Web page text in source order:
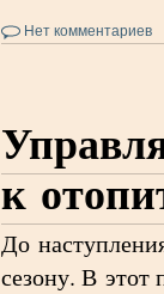
Нет комментариев
к
До
сезону. В этот